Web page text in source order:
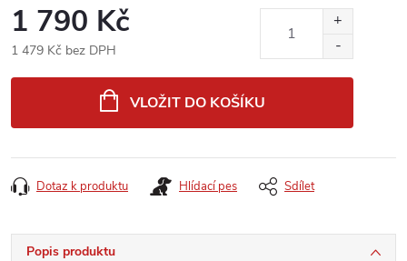
1 790 Kč
1 479 Kč bez DPH
VLOŽIT DO KOŠÍKU
Dotaz k produktu Hlídací pes Sdílet
Popis produktu